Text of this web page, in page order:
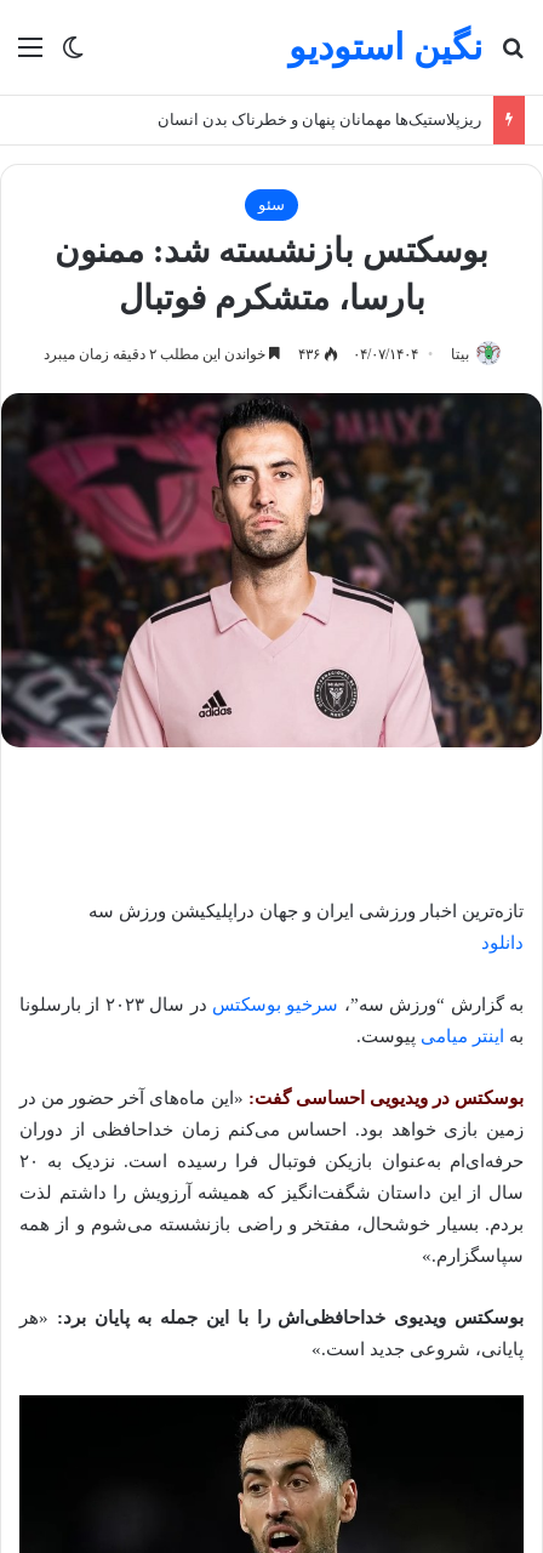
تغییر نگین استودیو
جستجو برای
ریزپلاستیک‌ها مهمانان پنهان و خطرناک بدن انسان
سئو
بوسکتس بازنشسته شد: ممنون
بارسا، متشکرم فوتبال
بیتا ۰۴/۰۷/۱۴۰۴ ۴۳۶ خواندن این مطلب ۲ دقیقه زمان میبرد
تازه‌ترین اخبار ورزشی ایران و جهان در اپلیکیشن ورزش سه
دانلود
به گزارش “ورزش سه”، سرخیو بوسکتس
در سال ۲۰۲۳ از بارسلونا
به
اینتر میامی پیوست.
بوسکتس در ویدیویی احساسی گفت: «این ماه‌های آخر حضور من در
زمین بازی خواهد بود. احساس می‌کنم زمان خداحافظی از دوران
حرفه‌ای‌ام به‌عنوان بازیکن فوتبال فرا رسیده است. نزدیک به ۲۰
سال از این داستان شگفت‌انگیز که همیشه آرزویش را داشتم لذت
بردم. بسیار خوشحال، مفتخر و راضی بازنشسته می‌شوم و از همه
سپاسگزارم.»
بوسکتس ویدیوی خداحافظی‌اش را با این جمله به پایان برد: «هر
پایانی، شروعی جدید است.»